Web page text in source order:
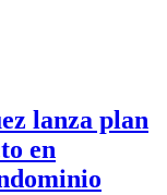
lanza plan
en